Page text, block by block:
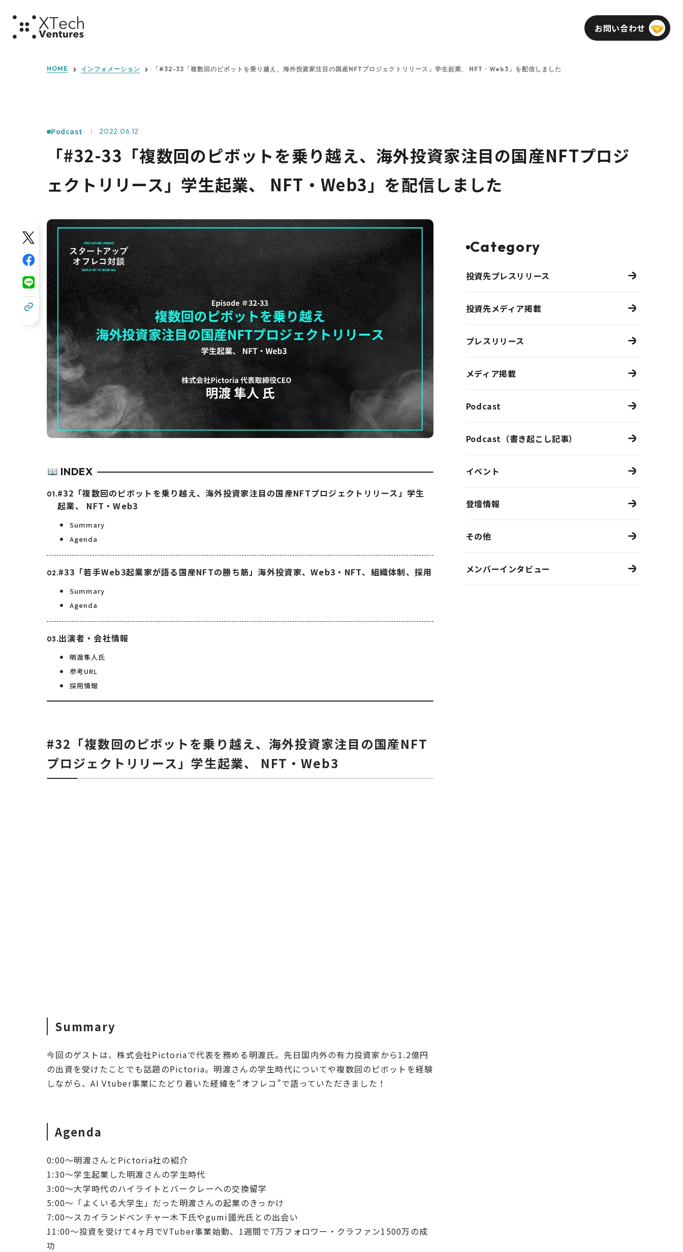
お問い合わせ
HOME インフォメーション 「#32-33「複数回のピボットを乗り越え、海外投資家注目の国産NFTプロジェクトリリース」学生起業、 NFT・Web3」を配信しました
Podcast 2022.06.12
「#32-33「複数回のピボットを乗り越え、海外投資家注目の国産NFTプロジ
ェクトリリース」学生起業、 NFT・Web3」を配信しました
INDEX
#32「複数回のピボットを乗り越え、海外投資家注目の国産NFTプロジェクトリリース」学生
起業、 NFT・Web3
Summary
Agenda
#33「若手Web3起業家が語る国産NFTの勝ち筋」海外投資家、Web3・NFT、組織体制、採用
Summary
Agenda
出演者・会社情報
明渡隼人氏
参考URL
採用情報
#32「複数回のピボットを乗り越え、海外投資家注目の国産NFT
プロジェクトリリース」学生起業、 NFT・Web3
Summary
今回のゲストは、株式会社Pictoriaで代表を務める明渡氏。先日国内外の有力投資家から1.2億円
の出資を受けたことでも話題のPictoria。明渡さんの学生時代についてや複数回のピボットを経験
しながら、AI Vtuber事業にたどり着いた経緯を“オフレコ”で語っていただきました！
Agenda
0:00〜明渡さんとPictoria社の紹介
1:30〜学生起業した明渡さんの学生時代
3:00〜大学時代のハイライトとバークレーへの交換留学
5:00〜「よくいる大学生」だった明渡さんの起業のきっかけ
7:00〜スカイランドベンチャー木下氏やgumi國光氏との出会い
11:00〜投資を受けて4ヶ月でVTuber事業始動、1週間で7万フォロワー・クラファン1500万の成
功
Category
投資先プレスリリース
投資先メディア掲載
プレスリリース
メディア掲載
Podcast
Podcast（書き起こし記事）
イベント
登壇情報
その他
メンバーインタビュー